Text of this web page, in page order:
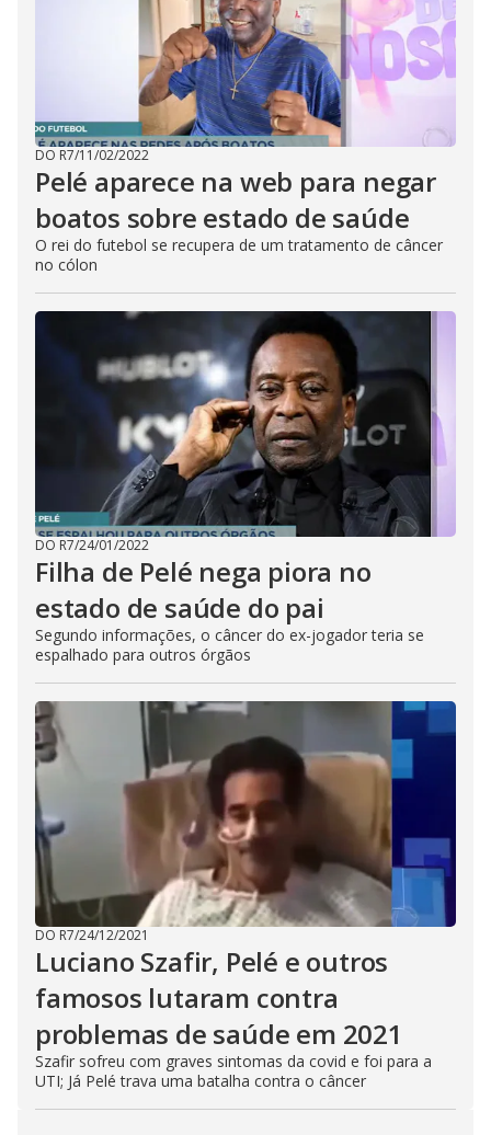
DO R7/11/02/2022
Pelé aparece na web para negar
boatos sobre estado de saúde
O rei do futebol se recupera de um tratamento de câncer
no cólon
DO R7/24/01/2022
Filha de Pelé nega piora no
estado de saúde do pai
Segundo informações, o câncer do ex-jogador teria se
espalhado para outros órgãos
DO R7/24/12/2021
Luciano Szafir, Pelé e outros
famosos lutaram contra
problemas de saúde em 2021
Szafir sofreu com graves sintomas da covid e foi para a
UTI; Já Pelé trava uma batalha contra o câncer